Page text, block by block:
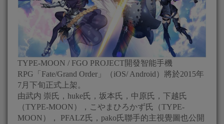
TYPE-MOON / FGO PROJECT開發智能手機
RPG「Fate/Grand Order」（iOS/ Android）將於2015年
7月下旬正式上架。
由武内 崇氏，huke氏，坂本氏，中原氏，下越氏
（TYPE-MOON），こやまひろかず氏（TYPE-
MOON）， PFALZ氏，pako氏聯手的主視覺圖也公開